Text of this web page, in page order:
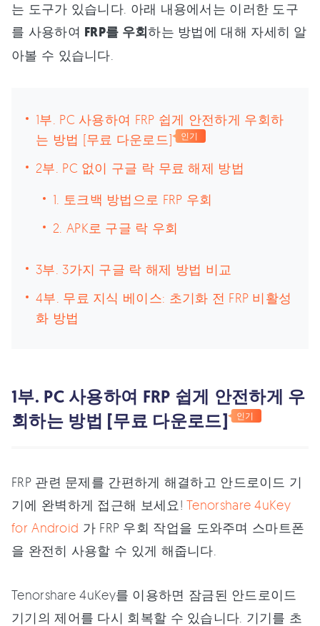
는 도구가 있습니다. 아래 내용에서는 이러한 도구
를 사용하여 FRP를 우회하는 방법에 대해 자세히 알
아볼 수 있습니다.
1부. PC 사용하여 FRP 쉽게 안전하게 우회하
는 방법 [무료 다운로드]
인기
2부. PC 없이 구글 락 무료 해제 방법
1. 토크백 방법으로 FRP 우회
2. APK로 구글 락 우회
3부. 3가지 구글 락 해제 방법 비교
4부. 무료 지식 베이스: 초기화 전 FRP 비활성
화 방법
1부. PC 사용하여 FRP 쉽게 안전하게 우
회하는 방법 [무료 다운로드]
인기
FRP 관련 문제를 간편하게 해결하고 안드로이드 기
기에 완벽하게 접근해 보세요!Tenorshare 4uKey
for Android 가 FRP 우회 작업을 도와주며 스마트폰
을 완전히 사용할 수 있게 해줍니다.
Tenorshare 4uKey를 이용하면 잠금된 안드로이드
기기의 제어를 다시 회복할 수 있습니다. 기기를 초